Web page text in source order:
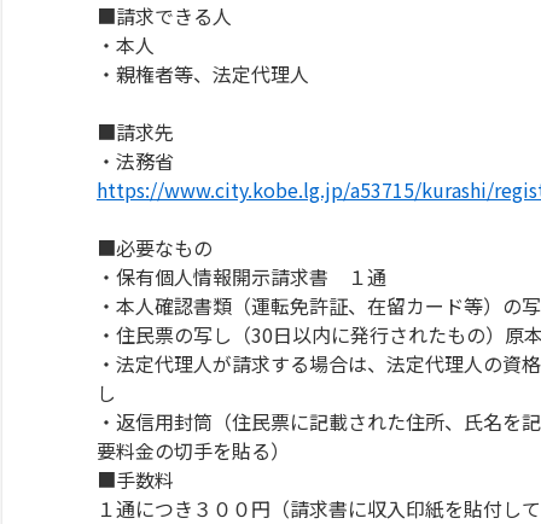
■請求できる人
・本人
・親権者等、法定代理人
■請求先
・法務省
https://www.city.kobe.lg.jp/a53715/kurashi/
■必要なもの
・保有個人情報開示請求書 １通
・本人確認書類（運転免許証、在留カード等）の
・住民票の写し（30日以内に発行されたもの）原
・法定代理人が請求する場合は、法定代理人の資
し
・返信用封筒（住民票に記載された住所、氏名
要料金の切手を貼る）
■手数料
１通につき３００円（請求書に収入印紙を貼付し